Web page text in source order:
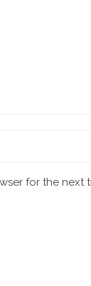
for the next